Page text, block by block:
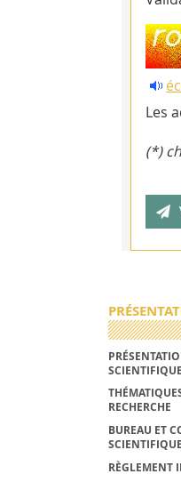
Les
(*)
SCIENTIFIQUE
RECHERCHE
BUREAU ET
SCIENTIFIQUE
RÈGLEMENT